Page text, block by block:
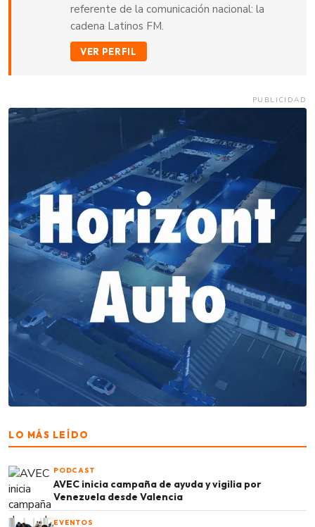
referente de la comunicación nacional: la
cadena Latinos FM.
VER PERFIL
PUBLICIDAD
LO MÁS LEÍDO
PODCAST
AVEC inicia campaña de ayuda y vigilia por
Venezuela desde Valencia
EVENTOS